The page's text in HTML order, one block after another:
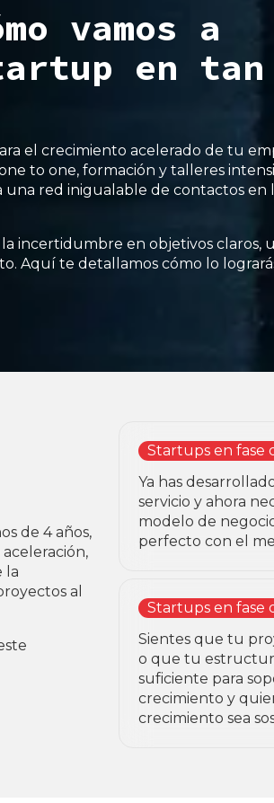
vamos a
en
el crecimiento acelerado de tu
to one, formación y talleres
una red inigualable de contactos en
la incertidumbre en objetivos claros,
Aquí te detallamos cómo lo
de 4 años,
la
al
Startups en fase
Ya has
servicio y ahora
modelo de
perfecto con el
Startups en fase
Sientes que tu
o que tu
suficiente para
crecimiento y
crecimiento sea